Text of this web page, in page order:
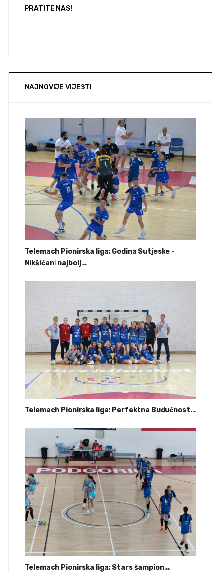
PRATITE NAS!
NAJNOVIJE VIJESTI
Telemach Pionirska liga: Godina Sutjeske -
Nikšićani najbolj...
Telemach Pionirska liga: Perfektna Budućnost...
Telemach Pionirska liga: Stars šampion...